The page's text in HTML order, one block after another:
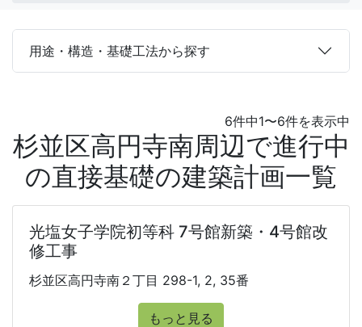
用途・構造・基礎工法から探す
6件中1〜6件を表示中
杉並区高円寺南周辺で進行中
の直接基礎の建築計画一覧
光塩女子学院初等科 7号館新築・4号館改
修工事
杉並区高円寺南２丁目 298-1, 2, 35番
もっと見る